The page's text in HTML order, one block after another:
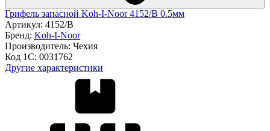
Грифель запасной Koh-I-Noor 4152/В 0.5мм
Артикул: 4152/В
Бренд: Koh-I-Noor
Производитель: Чехия
Код 1С: 0031762
Другие характеристики